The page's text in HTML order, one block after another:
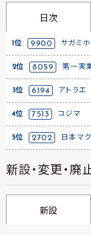
日次
1位 9900 サガミ
2位 8059 第一実
3位 6194 アトラエ
4位 7513 コジマ
5位 2702 日本マ
新設・変更・廃
新設